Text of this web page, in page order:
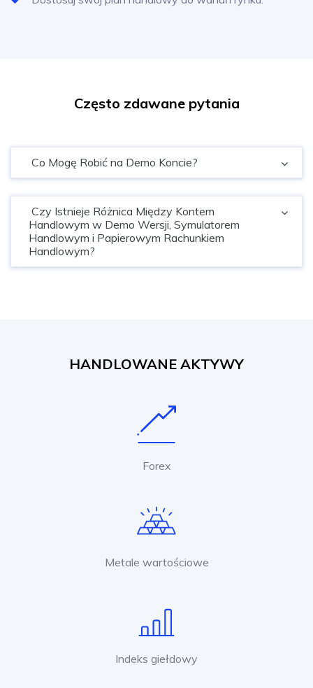
Często zdawane pytania
Co Mogę Robić na Demo Koncie?
Czy Istnieje Różnica Między Kontem
Handlowym w Demo Wersji, Symulatorem
Handlowym i Papierowym Rachunkiem
Handlowym?
HANDLOWANE AKTYWY
Forex
Metale wartościowe
Indeks giełdowy